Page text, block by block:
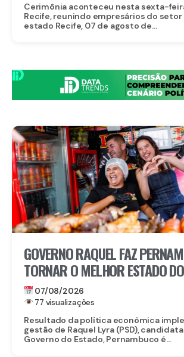
Cerimônia aconteceu nesta sexta-
Recife, reunindo empresários do
estado Recife, 07 de agosto de...
GOVERNO RAQUEL FAZ
TORNAR O MELHOR ESTADO
PARA EMPREENDER E AVANÇA
NACIONAL
07/08/2026
77 visualizações
Resultado da política econômica
gestão de Raquel Lyra (PSD),
Governo do Estado, Pernambuco é...